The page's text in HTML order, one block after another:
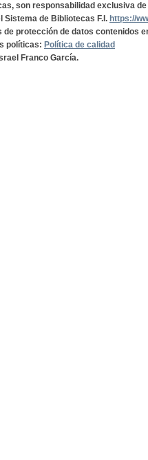
son responsabilidad exclusiva
Sistema de Bibliotecas F.I. https://
de protección de datos contenidos
políticas: Política de calidad
Franco García.